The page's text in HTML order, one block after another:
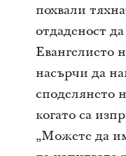
похвали
отдаденост
Евангелието
насърчи да
споделянето
когато са
„Можете да